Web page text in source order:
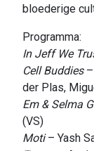
bloederige
Programma:
In Jeff We
Cell Buddies
der Plas,
Em & Selma
(VS)
Moti– Yash